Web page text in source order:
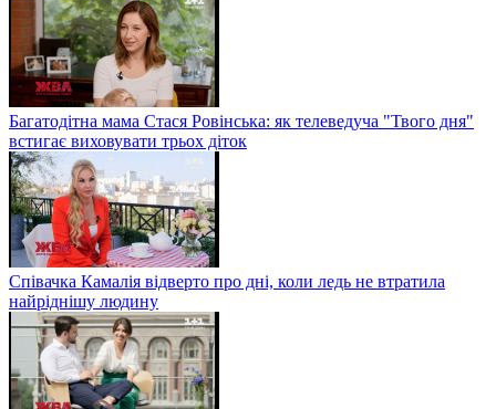
Багатодітна мама Стася Ровінська: як телеведуча "Твого дня"
встигає виховувати трьох діток
Співачка Камалія відверто про дні, коли ледь не втратила
найріднішу людину